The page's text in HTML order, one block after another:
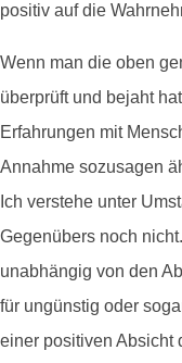
positiv auf die
Wenn man die oben
überprüft und bejaht
Erfahrungen mit
Annahme sozusagen
Ich verstehe unter
Gegenübers noch
unabhängig von den
für ungünstig oder
einer positiven Absicht